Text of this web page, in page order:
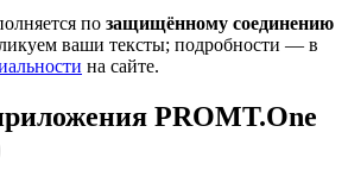
по защищённому соединению
ваши тексты; подробности — в
на сайте.
PROMT.One